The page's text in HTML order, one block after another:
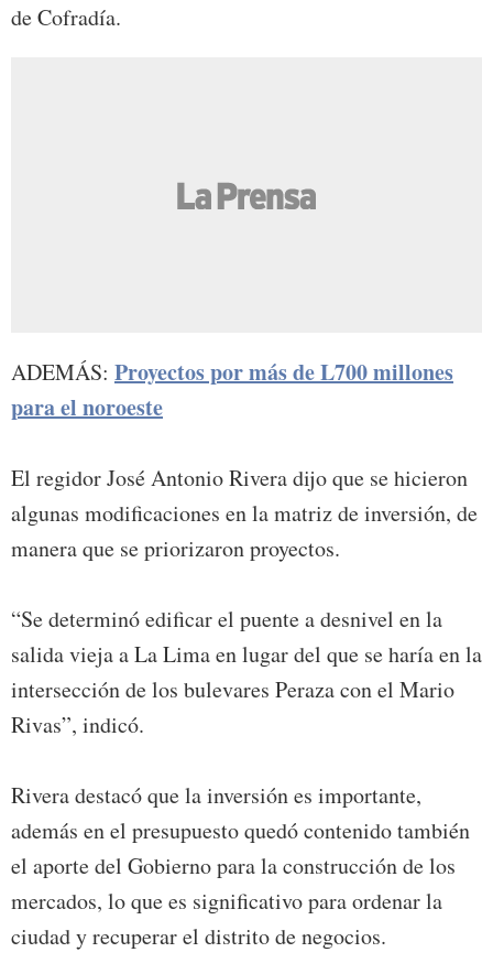
de Cofradía.
ADEMÁS: Proyectos por más de L700 millones
para el noroeste
El regidor José Antonio Rivera dijo que se hicieron
algunas modificaciones en la matriz de inversión, de
manera que se priorizaron proyectos.
“Se determinó edificar el puente a desnivel en la
salida vieja a La Lima en lugar del que se haría en la
intersección de los bulevares Peraza con el Mario
Rivas”, indicó.
Rivera destacó que la inversión es importante,
además en el presupuesto quedó contenido también
el aporte del Gobierno para la construcción de los
mercados, lo que es significativo para ordenar la
ciudad y recuperar el distrito de negocios.